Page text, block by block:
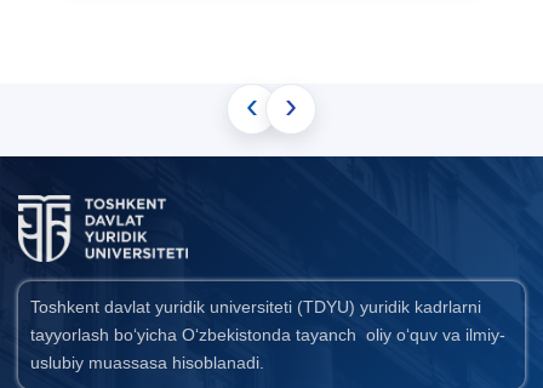
‹ ›
Toshkent davlat yuridik universiteti (TDYU) yuridik kadrlarni
tayyorlash bo‘yicha O‘zbekistonda tayanch oliy o‘quv va ilmiy-
uslubiy muassasa hisoblanadi.